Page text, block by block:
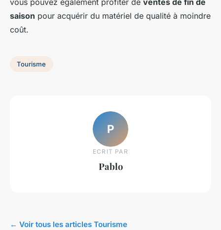
vous pouvez également profiter de ventes de fin de
saison pour acquérir du matériel de qualité à moindre
coût.
Tourisme
P
ECRIT PAR
Pablo
← Voir tous les articles Tourisme